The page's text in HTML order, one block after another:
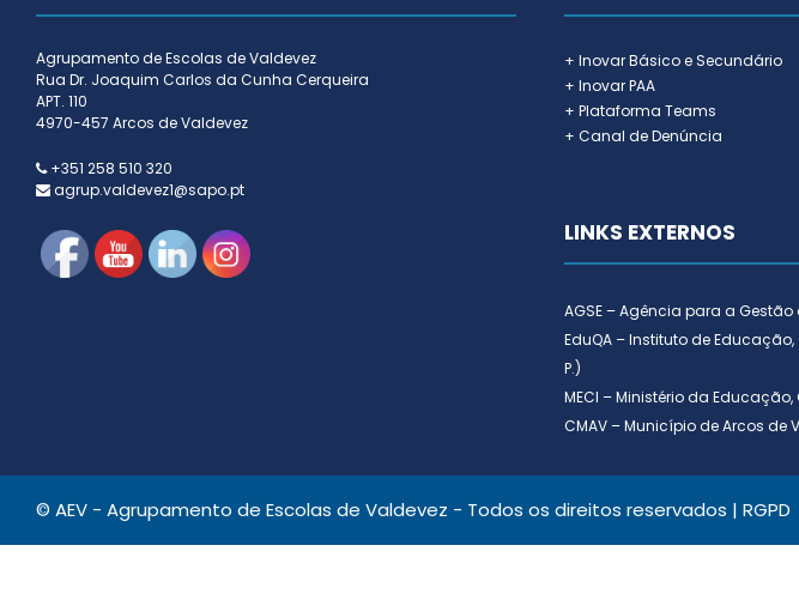
Agrupamento de Escolas de Valdevez
Rua Dr. Joaquim Carlos da Cunha Cerqueira
APT. 110
4970-457 Arcos de Valdevez
+351 258 510 320
agrup.valdevez1@sapo.pt
+ Inovar Básico e Secundário
+ Inovar PAA
+ Plataforma Teams
+ Canal de Denúncia
LINKS EXTERNOS
AGSE – Agência para a
EduQA – Instituto de
P.)
MECI – Ministério da
CMAV – Município de Arcos de
© AEV - Agrupamento de Escolas de Valdevez - Todos os direitos reservados | RGPD